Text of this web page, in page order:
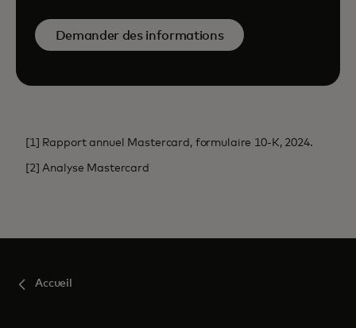
Demander des informations
[1] Rapport annuel Mastercard, formulaire 10-K, 2024.
[2] Analyse Mastercard
Accueil